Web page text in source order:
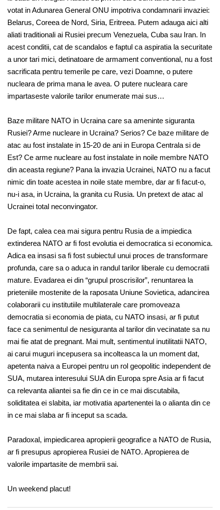
votat in Adunarea General ONU impotriva condamnarii invaziei:
Belarus, Coreea de Nord, Siria, Eritreea. Putem adauga aici alti
aliati traditionali ai Rusiei precum Venezuela, Cuba sau Iran. In
acest conditii, cat de scandalos e faptul ca aspiratia la securitate
a unor tari mici, detinatoare de armament conventional, nu a fost
sacrificata pentru temerile pe care, vezi Doamne, o putere
nucleara de prima mana le avea. O putere nucleara care
impartaseste valorile tarilor enumerate mai sus…
Baze militare NATO in Ucraina care sa ameninte siguranta
Rusiei? Arme nucleare in Ucraina? Serios? Ce baze militare de
atac au fost instalate in 15-20 de ani in Europa Centrala si de
Est? Ce arme nucleare au fost instalate in noile membre NATO
din aceasta regiune? Pana la invazia Ucrainei, NATO nu a facut
nimic din toate acestea in noile state membre, dar ar fi facut-o,
nu-i asa, in Ucraina, la granita cu Rusia. Un pretext de atac al
Ucrainei total neconvingator.
De fapt, calea cea mai sigura pentru Rusia de a impiedica
extinderea NATO ar fi fost evolutia ei democratica si economica.
Adica ea insasi sa fi fost subiectul unui proces de transformare
profunda, care sa o aduca in randul tarilor liberale cu democratii
mature. Evadarea ei din “grupul proscrisilor”, renuntarea la
prieteniile mostenite de la raposata Uniune Sovietica, adancirea
colaborarii cu institutiile multilaterale care promoveaza
democratia si economia de piata, cu NATO insasi, ar fi putut
face ca senimentul de nesiguranta al tarilor din vecinatate sa nu
mai fie atat de pregnant. Mai mult, sentimentul inutilitatii NATO,
ai carui muguri incepusera sa incolteasca la un moment dat,
apetenta naiva a Europei pentru un rol geopolitic independent de
SUA, mutarea interesului SUA din Europa spre Asia ar fi facut
ca relevanta aliantei sa fie din ce in ce mai discutabila,
soliditatea ei slabita, iar motivatia apartenentei la o alianta din ce
in ce mai slaba ar fi inceput sa scada.
Paradoxal, impiedicarea apropierii geografice a NATO de Rusia,
ar fi presupus apropierea Rusiei de NATO. Apropierea de
valorile impartasite de membrii sai.
Un weekend placut!